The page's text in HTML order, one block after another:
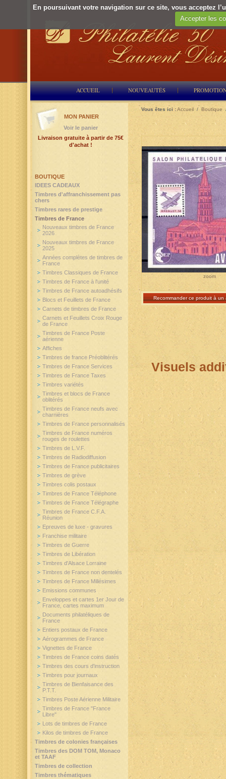
En poursuivant votre navigation sur ce site, vous acceptez
Accepter les
ACCUEIL NOUVEAUTÉS
Vous êtes ici :Accueil / Boutique
zoom
Recommander ce produit à un
Visuels
BOUTIQUE
IDEES CADEAUX
Timbres d'affranchissement pas
chers
Timbres rares de prestige
Timbres de France
Nouveaux timbres de France
2026
Nouveaux timbres de France
2025
Années complètes de timbres de
France
Timbres Classiques de France
Timbres de France à l'unité
Timbres de France autoadhésifs
Blocs et Feuillets de France
Carnets de timbres de France
Carnets et Feuillets Croix Rouge
de France
Timbres de France Poste
aérienne
Affiches
Timbres de france Préoblitérés
Timbres de France Services
Timbres de France Taxes
Timbres variétés
Timbres et blocs de France
oblitérés
Timbres de France neufs avec
charnières
Timbres de France personnalisés
Timbres de France numéros
rouges de roulettes
Timbres de L.V.F.
Timbres de Radiodiffusion
Timbres de France publicitaires
Timbres de grève
Timbres colis postaux
Timbres de France Téléphone
Timbres de France Télégraphe
Timbres de France C.F.A.
Réunion
Epreuves de luxe - gravures
Franchise militaire
Timbres de Guerre
Timbres de Libération
Timbres d'Alsace Lorraine
Timbres de France non dentelés
Timbres de France Millésimes
Emissions communes
Enveloppes et cartes 1er Jour de
France, cartes maximum
Documents philatéliques de
France
Entiers postaux de France
Aérogrammes de France
Vignettes de France
Timbres de France coins datés
Timbres des cours d'instruction
Timbres pour journaux
Timbres de Bienfaisance des
P.T.T.
Timbres Poste Aérienne Militaire
Timbres de France "France
Libre"
Lots de timbres de France
Kilos de timbres de France
Timbres de colonies françaises
Timbres des DOM TOM, Monaco
et TAAF
Timbres de collection
Timbres thématiques
MON PANIER
Voir le panier
Livraison gratuite à partir de 75€
d'achat !